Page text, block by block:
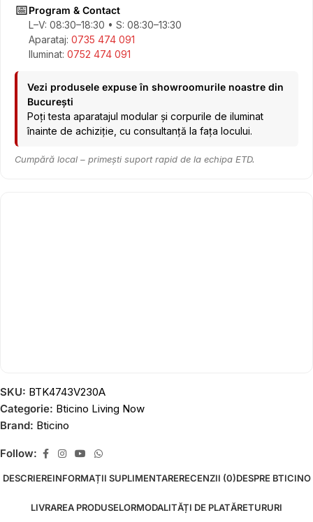
📅Program & Contact
L–V: 08:30–18:30 • S: 08:30–13:30
Aparataj: 0735 474 091
Iluminat: 0752 474 091
Vezi produsele expuse în showroomurile noastre din
București
Poți testa aparatajul modular și corpurile de iluminat
înainte de achiziție, cu consultanță la fața locului.
Cumpără local – primești suport rapid de la echipa ETD.
SKU: BTK4743V230A
Categorie: Bticino Living Now
Brand: Bticino
Follow:
DESCRIEREINFORMAȚII SUPLIMENTARERECENZII (0)DESPRE BTICINO
LIVRAREA PRODUSELORMODALITĂȚI DE PLATĂRETURURI